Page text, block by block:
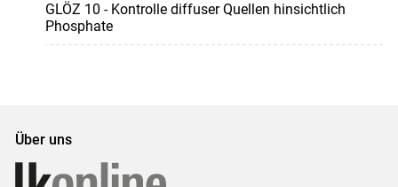
GLÖZ 10 - Kontrolle diffuser Quellen hinsichtlich
Phosphate
Über uns